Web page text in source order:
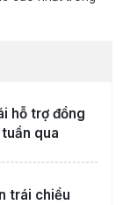
hỗ trợ đồng
qua
trái chiều